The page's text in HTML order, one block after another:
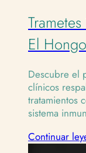
El
Descubre el
clínicos
tratamientos
sistema
Continuar